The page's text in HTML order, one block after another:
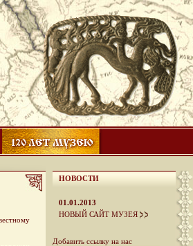
НОВОСТИ
01.01.2013
НОВЫЙ САЙТ МУЗЕЯ
Добавить ссылку на нас